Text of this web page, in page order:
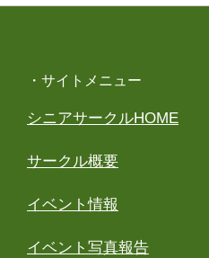
・サイトメニュー
シニアサークルHOME
サークル概要
イベント情報
イベント写真報告